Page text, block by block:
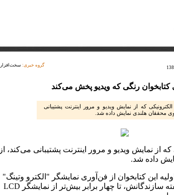
گروه خبری: سخت‌افزار
کتابخوان رنگی که ویدیو پخش می‌کند
که از نمایش ویدیو و مرور اینترنت پشتیبانی
محققان هلندی نمایش داده شد.
از نمایش ویدیو و مرور اینترنت پشتیبانی می‌کند، از
داده شد.
این کتابخوان از فن‌آوری نمایشگر "الکترو وتینگ"
استفاده می‌کند که به گفته سازندگانش، تا چهار برابر بیش‌تر از نمایشگر LCD